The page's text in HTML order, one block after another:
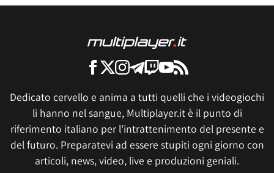
Dedicato cervello e anima a tutti quelli che i videogiochi
li hanno nel sangue, Multiplayer.it è il punto di
riferimento italiano per l'intrattenimento del presente e
del futuro. Preparatevi ad essere stupiti ogni giorno con
articoli, news, video, live e produzioni geniali.